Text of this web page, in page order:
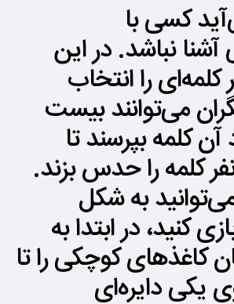
کسی با
نباشد. در این
را انتخاب
می‌توانند بیست
کلمه بپرسند تا
کلمه را حدس بزند.
به شکل
کنید، در ابتدا به
کاغذهای کوچکی را تا
یکی دایره‌ای